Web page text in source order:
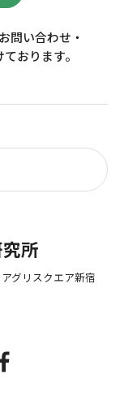
問い合わせ・
おります。
所
グリスクエア新宿